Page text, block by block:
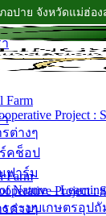
อปาย จังหวัดแม่ฮ่อ
Farm
Project :
ต่างๆ
Farm
Project :
ต่างๆ
คช็อป
ฟาร์ม
Nature –
ระบบเกษตรอุปถั